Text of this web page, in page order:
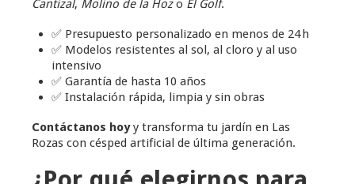
Cantizal, Molino de la Hozo El Golf.
✅ Presupuesto personalizado en menos de 24 h
✅ Modelos resistentes al sol, al cloro y al uso
intensivo
✅ Garantía de hasta 10 años
✅ Instalación rápida, limpia y sin obras
Contáctanos hoyy transforma tu jardín en Las
Rozas con césped artificial de última generación.